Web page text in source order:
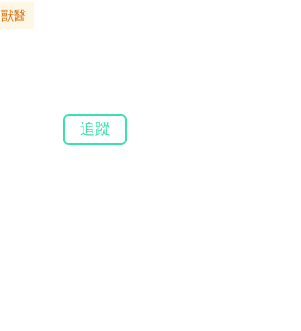
獸醫
追蹤